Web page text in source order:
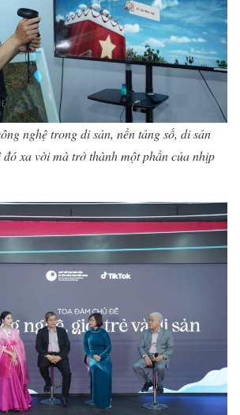
nghệ trong di sản, nền tảng số, di sản
xa vời mà trở thành một phần của nhịp